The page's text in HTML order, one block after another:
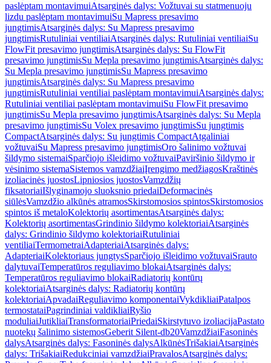
paslėptam montavimuiAtsarginės dalys: Vožtuvai su statmenuoju
lizdu paslėptam montavimuiSu Mapress presavimo
jungtimisAtsarginės dalys: Su Mapress presavimo
jungtimisRutuliniai ventiliaiAtsarginės dalys: Rutuliniai ventiliaiSu
FlowFit presavimo jungtimisAtsarginės dalys: Su FlowFit
presavimo jungtimisSu Mepla presavimo jungtimisAtsarginės dalys:
Su Mepla presavimo jungtimisSu Mapress presavimo
jungtimisAtsarginės dalys: Su Mapress presavimo
jungtimisRutuliniai ventiliai paslėptam montavimuiAtsarginės dalys:
Rutuliniai ventiliai paslėptam montavimuiSu FlowFit presavimo
jungtimisSu Mepla presavimo jungtimisAtsarginės dalys: Su Mepla
presavimo jungtimisSu Volex presavimo jungtimisSu jungtimis
CompactAtsarginės dalys: Su jungtimis CompactAtgaliniai
vožtuvaiSu Mapress presavimo jungtimisOro šalinimo vožtuvai
šildymo sistemaiSparčiojo išleidimo vožtuvaiPaviršinio šildymo ir
vėsinimo sistemaSistemos vamzdžiaiĮrengimo medžiagosKraštinės
izoliacinės juostosLipniosios juostosVamzdžių
fiksatoriaiIšlyginamojo sluoksnio priedaiDeformacinės
siūlėsVamzdžio alkūnės atramosSkirstomosios spintosSkirstomosios
spintos iš metaloKolektorių asortimentasAtsarginės dalys:
Kolektorių asortimentasGrindinio šildymo kolektoriaiAtsarginės
dalys: Grindinio šildymo kolektoriaiRutuliniai
ventiliaiTermometraiAdapteriaiAtsarginės dalys:
AdapteriaiKolektoriaus jungtysSparčiojo išleidimo vožtuvaiSrauto
dalytuvaiTemperatūros reguliavimo blokaiAtsarginės dalys:
Temperatūros reguliavimo blokaiRadiatorių kontūrų
kolektoriaiAtsarginės dalys: Radiatorių kontūrų
kolektoriaiApvadaiReguliavimo komponentaiVykdikliaiPatalpos
termostataiPagrindiniai valdikliaiRyšio
moduliaiJutikliaiTransformatoriaiPriedaiSkirstytuvo izoliacijaPastato
nuotekų šalinimo sistemosGeberit Silent-db20VamzdžiaiFasoninės
dalysAtsarginės dalys: Fasoninės dalysAlkūnėsTrišakiaiAtsarginės
dalys: TrišakiaiRedukciniai vamzdžiaiPravalosAtsarginės dalys: